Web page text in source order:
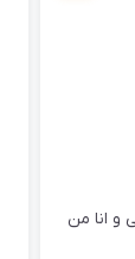
انا من